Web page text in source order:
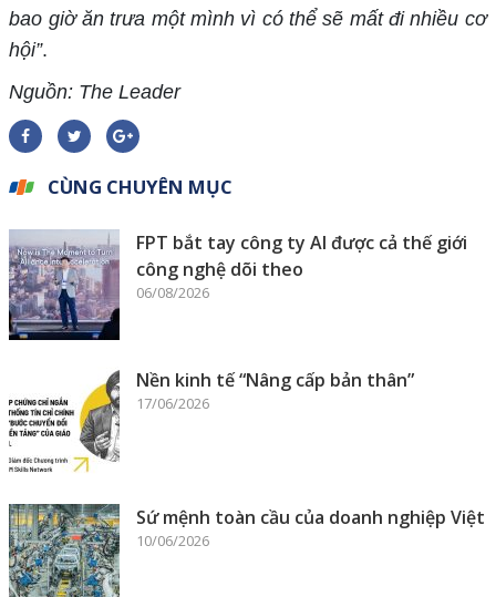
bao giờ ăn trưa một mình vì có thể sẽ mất đi nhiều cơ
hội”.
Nguồn: The Leader
CÙNG CHUYÊN MỤC
FPT bắt tay công ty AI được cả thế giới
công nghệ dõi theo
06/08/2026
Nền kinh tế “Nâng cấp bản thân”
17/06/2026
Sứ mệnh toàn cầu của doanh nghiệp Việt
10/06/2026